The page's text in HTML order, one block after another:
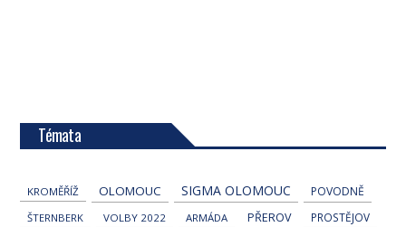
Témata
KROMĚŘÍŽ OLOMOUC SIGMA OLOMOUC POVODNĚ
ŠTERNBERK VOLBY 2022 ARMÁDA PŘEROV PROSTĚJOV